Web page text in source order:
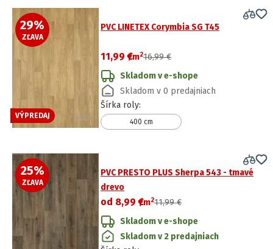
29%
ZĽAVA
VÝPREDAJ
PVC LINETEX Corymbia SG T45
11,99 €
/m216,99 €
Skladom v e-shope
Skladom v 0 predajniach
Šírka roly:
400 cm
25%
ZĽAVA
PVC PRESTO PLUS Sherpa 543 - tmavé
drevo
od 8,99 €
/m211,99 €
Skladom v e-shope
Skladom v 2 predajniach